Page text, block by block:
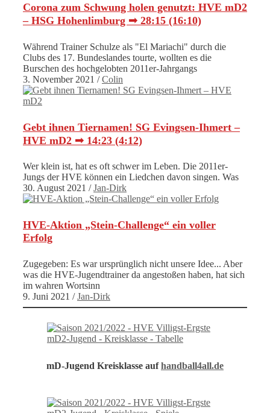
Corona zum Schwung holen genutzt: HVE mD2
– HSG Hohenlimburg ➟ 28:15 (16:10)
Während Trainer Schulze als "El Mariachi" durch die
Clubs des 17. Bundeslandes tourte, wollten es die
Burschen des hochgelobten 2011er-Jahrgangs
3. November 2021 /Colin
Gebt ihnen Tiernamen! SG Evingsen-Ihmert –
HVE mD2 ➟ 14:23 (4:12)
Wer klein ist, hat es oft schwer im Leben. Die 2011er-
Jungs der HVE können ein Liedchen davon singen. Was
30. August 2021 /Jan-Dirk
HVE-Aktion „Stein-Challenge“ ein voller
Erfolg
Zugegeben: Es war ursprünglich nicht unsere Idee... Aber
was die HVE-Jugendtrainer da angestoßen haben, hat sich
im wahren Wortsinn
9. Juni 2021 /Jan-Dirk
mD-Jugend Kreisklasse aufhandball4all.de